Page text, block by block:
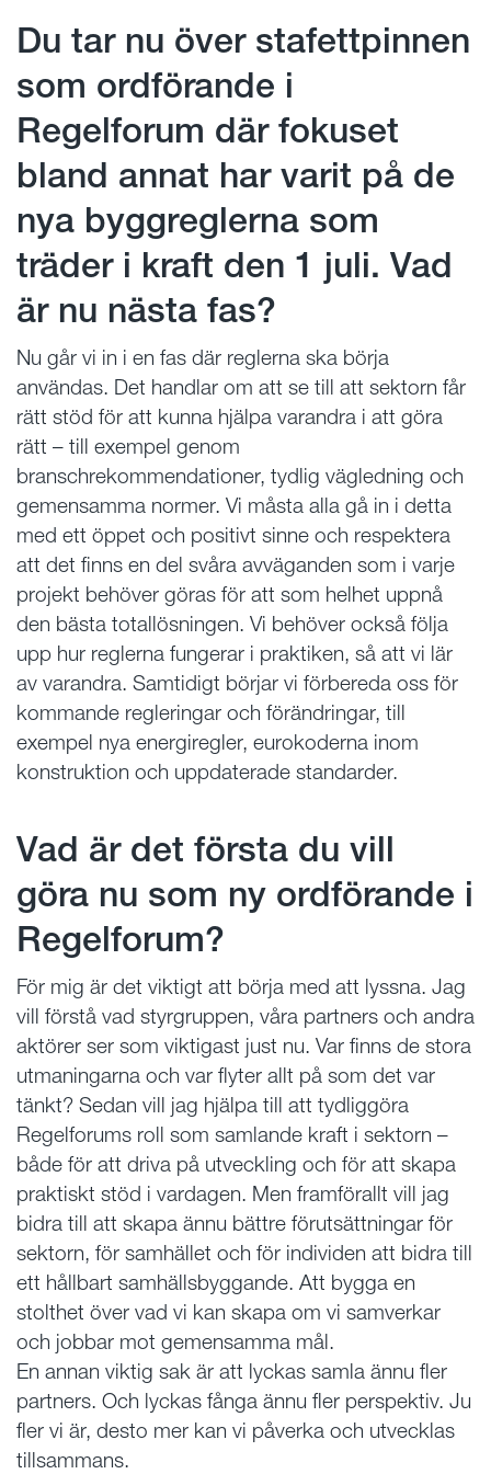
Du tar nu över stafettpinnen
som ordförande i
Regelforum där fokuset
bland annat har varit på de
nya byggreglerna som
träder i kraft den 1 juli. Vad
är nu nästa fas?
Nu går vi in i en fas där reglerna ska börja
användas. Det handlar om att se till att sektorn får
rätt stöd för att kunna hjälpa varandra i att göra
rätt – till exempel genom
branschrekommendationer, tydlig vägledning och
gemensamma normer. Vi måsta alla gå in i detta
med ett öppet och positivt sinne och respektera
att det finns en del svåra avväganden som i varje
projekt behöver göras för att som helhet uppnå
den bästa totallösningen. Vi behöver också följa
upp hur reglerna fungerar i praktiken, så att vi lär
av varandra. Samtidigt börjar vi förbereda oss för
kommande regleringar och förändringar, till
exempel nya energiregler, eurokoderna inom
konstruktion och uppdaterade standarder.
Vad är det första du vill
göra nu som ny ordförande i
Regelforum?
För mig är det viktigt att börja med att lyssna. Jag
vill förstå vad styrgruppen, våra partners och andra
aktörer ser som viktigast just nu. Var finns de stora
utmaningarna och var flyter allt på som det var
tänkt? Sedan vill jag hjälpa till att tydliggöra
Regelforums roll som samlande kraft i sektorn –
både för att driva på utveckling och för att skapa
praktiskt stöd i vardagen. Men framförallt vill jag
bidra till att skapa ännu bättre förutsättningar för
sektorn, för samhället och för individen att bidra till
ett hållbart samhällsbyggande. Att bygga en
stolthet över vad vi kan skapa om vi samverkar
och jobbar mot gemensamma mål.
En annan viktig sak är att lyckas samla ännu fler
partners. Och lyckas fånga ännu fler perspektiv. Ju
fler vi är, desto mer kan vi påverka och utvecklas
tillsammans.